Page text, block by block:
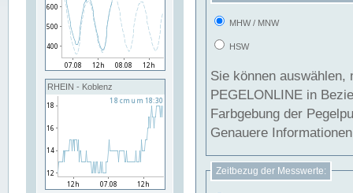
RHEIN - Koblenz
MHW / MNW
HSW
Sie können
PEGELONLINE in Beziehung
Farbgebung der
Genauere
Zeitbezug der Messwerte: